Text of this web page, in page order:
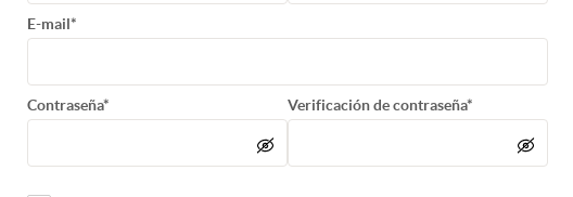
E-mail*
Contraseña* Verificación de contraseña*